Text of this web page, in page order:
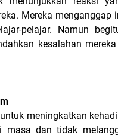
Mereka menganggap
pelajar. Namun
kesalahan
meningkatkan
masa dan tidak